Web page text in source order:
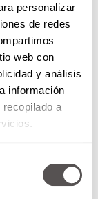
personalizar
de redes
web con
y análisis
información
a
y